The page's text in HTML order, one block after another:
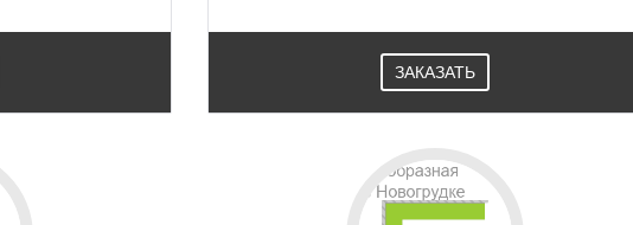
Щучин
ЗАКАЗАТЬ
Даю согласие на обработку персональных данных